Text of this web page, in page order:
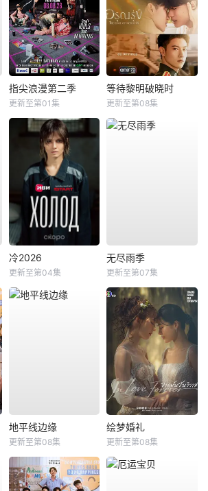
指尖浪漫第二季
更新至第01集
等待黎明破晓时
更新至第08集
冷2026
更新至第04集
无尽雨季
更新至第07集
地平线边缘
更新至第08集
绘梦婚礼
更新至第08集